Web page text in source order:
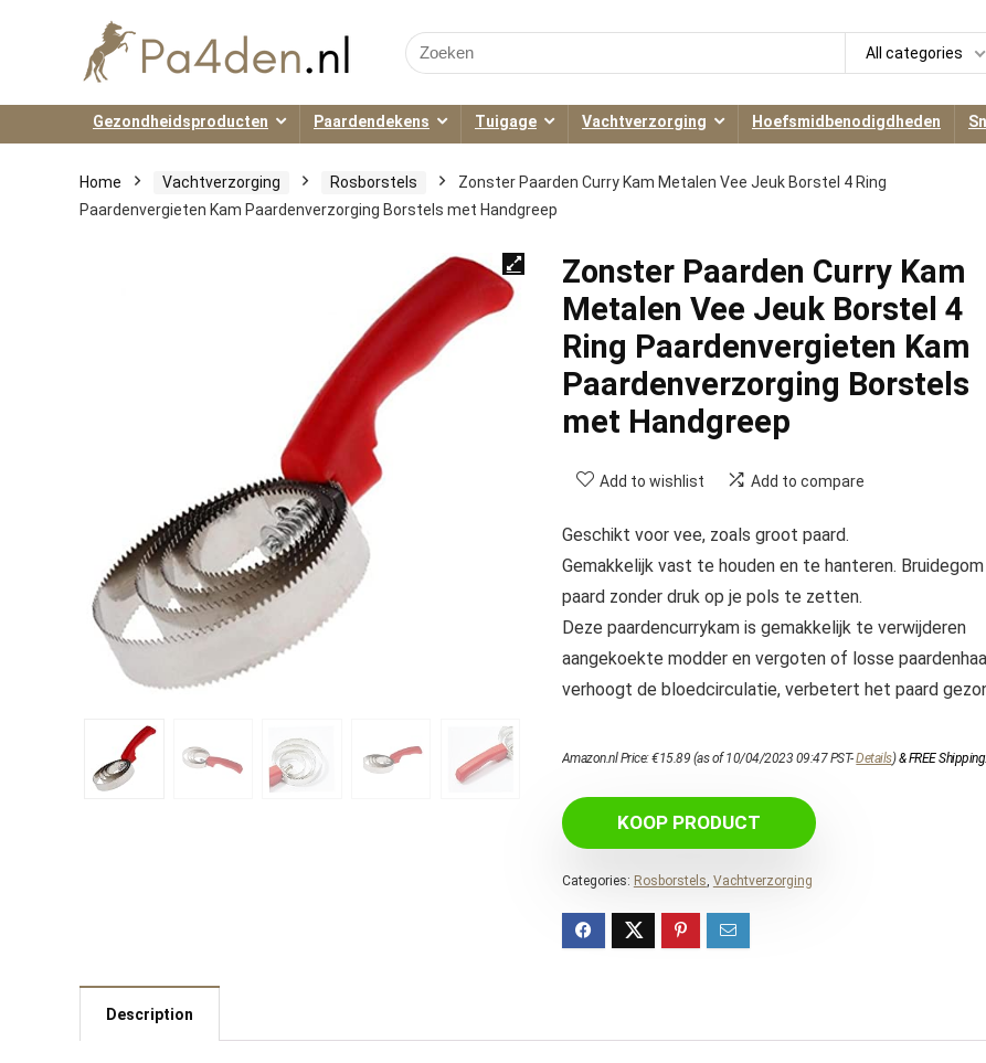
Search
for:
All categories
Gezondheidsproducten Paardendekens Tuigage Vachtverzorging Hoefsmidbenodigdheden
Home Vachtverzorging Rosborstels
Zonster Paarden Curry Kam Metalen Vee Jeuk Borstel 4 Ring
Paardenvergieten Kam Paardenverzorging Borstels met Handgreep
Zonster Paarden Curry Kam
Metalen Vee Jeuk Borstel 4
Ring Paardenvergieten Kam
Paardenverzorging Borstels
met Handgreep
Add to wishlist Add to compare
Geschikt voor vee, zoals groot paard.
Gemakkelijk vast te houden en te hanteren. Bruidegom
paard zonder druk op je pols te zetten.
Deze paardencurrykam is gemakkelijk te verwijderen
aangekoekte modder en vergoten of losse
verhoogt de bloedcirculatie, verbetert het paard
Amazon.nl Price:€15.89 (as of 10/04/2023 09:47 PST-Details)&FREE Shipping.
KOOP PRODUCT
Categories: Rosborstels, Vachtverzorging
Description